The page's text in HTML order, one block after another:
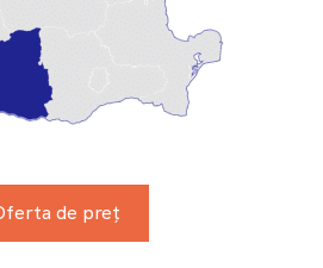
de preț